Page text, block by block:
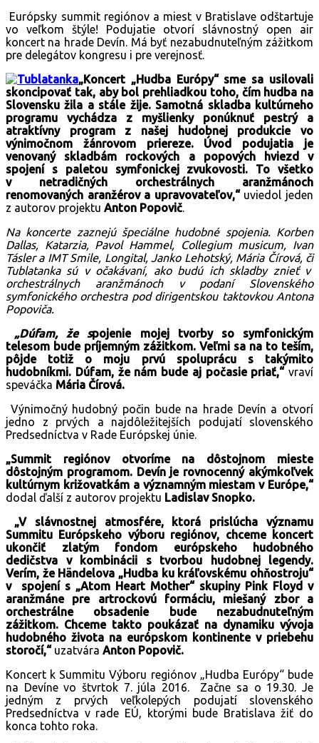
Európsky summit regiónov a miest v Bratislave odštartuje
vo veľkom štýle! Podujatie otvorí slávnostný open air
koncert na hrade Devín. Má byť nezabudnuteľným zážitkom
pre delegátov kongresu i pre verejnosť.
„Koncert „Hudba Európy“ sme sa usilovali
skoncipovať tak, aby bol prehliadkou toho, čím hudba na
Slovensku žila a stále žije. Samotná skladba kultúrneho
programu vychádza z myšlienky ponúknuť pestrý a
atraktívny program z našej hudobnej produkcie vo
výnimočnom žánrovom priereze. Úvod podujatia je
venovaný skladbám rockových a popových hviezd v
spojení s paletou symfonickej zvukovosti. To všetko
v netradičných orchestrálnych aranžmánoch
renomovaných aranžérov a upravovateľov,“uviedol jeden
z autorov projektu Anton Popovič.
Na koncerte zaznejú špeciálne hudobné spojenia. Korben
Dallas, Katarzia, Pavol Hammel, Collegium musicum, Ivan
Tásler a IMT Smile, Longital, Janko Lehotský, Mária Čírová, či
Tublatanka sú v očakávaní, ako budú ich skladby znieť v
orchestrálnych aranžmánoch v podaní Slovenského
symfonického orchestra pod dirigentskou taktovkou Antona
Popoviča.
„Dúfam, že spojenie mojej tvorby so symfonickým
telesom bude príjemným zážitkom. Veľmi sa na to teším,
pôjde totiž o moju prvú spoluprácu s takýmito
hudobníkmi. Dúfam, že nám bude aj počasie priať,“ vraví
speváčka Mária Čírová.
Výnimočný hudobný počin bude na hrade Devín a otvorí
jedno z prvých a najdôležitejších podujatí slovenského
Predsedníctva v Rade Európskej únie.
„Summit regiónov otvoríme na dôstojnom mieste
dôstojným programom. Devín je rovnocenný akýmkoľvek
kultúrnym križovatkám a významným miestam v Európe,“
dodal ďalší z autorov projektu Ladislav Snopko.
„V slávnostnej atmosfére, ktorá prislúcha významu
Summitu Európskeho výboru regiónov, chceme koncert
ukončiť zlatým fondom európskeho hudobného
dedičstva v kombinácii s tvorbou hudobnej legendy.
Verím, že Händelova „Hudba ku kráľovskému ohňostroju“
v spojení s „Atom Heart Mother“ skupiny Pink Floyd v
aranžmáne pre artrockovú formáciu, miešaný zbor a
orchestrálne obsadenie bude nezabudnuteľným
zážitkom. Chceme takto poukázať na dynamiku vývoja
hudobného života na európskom kontinente v priebehu
storočí,“ uzatvára Anton Popovič.
Koncert k Summitu Výboru regiónov „Hudba Európy“ bude
na Devíne vo štvrtok 7. júla 2016. Začne sa o 19.30. Je
jedným z prvých veľkolepých podujatí slovenského
Predsedníctva v rade EÚ, ktorými bude Bratislava žiť do
konca tohto roka.